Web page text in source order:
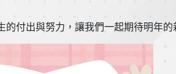
的付出與努力，讓我們一起期待明年